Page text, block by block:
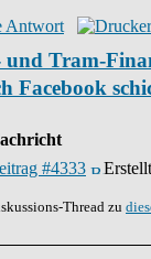
und Tram-
#4333
Thread zu